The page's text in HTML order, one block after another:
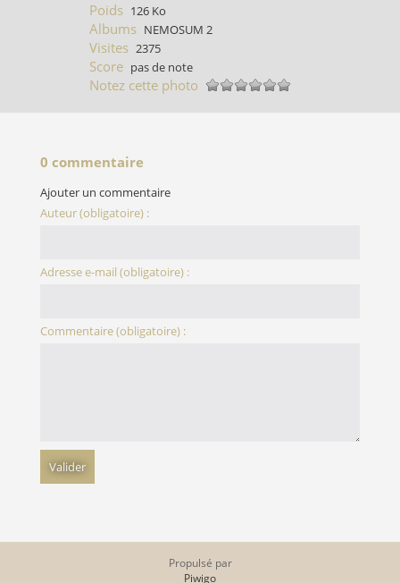
Poids 126 Ko
Albums NEMOSUM 2
Visites 2375
Score pas de note
Notez cette photo
0 commentaire
Ajouter un commentaire
Auteur (obligatoire) :
Adresse e-mail (obligatoire) :
Commentaire (obligatoire) :
Propulsé par
Piwigo